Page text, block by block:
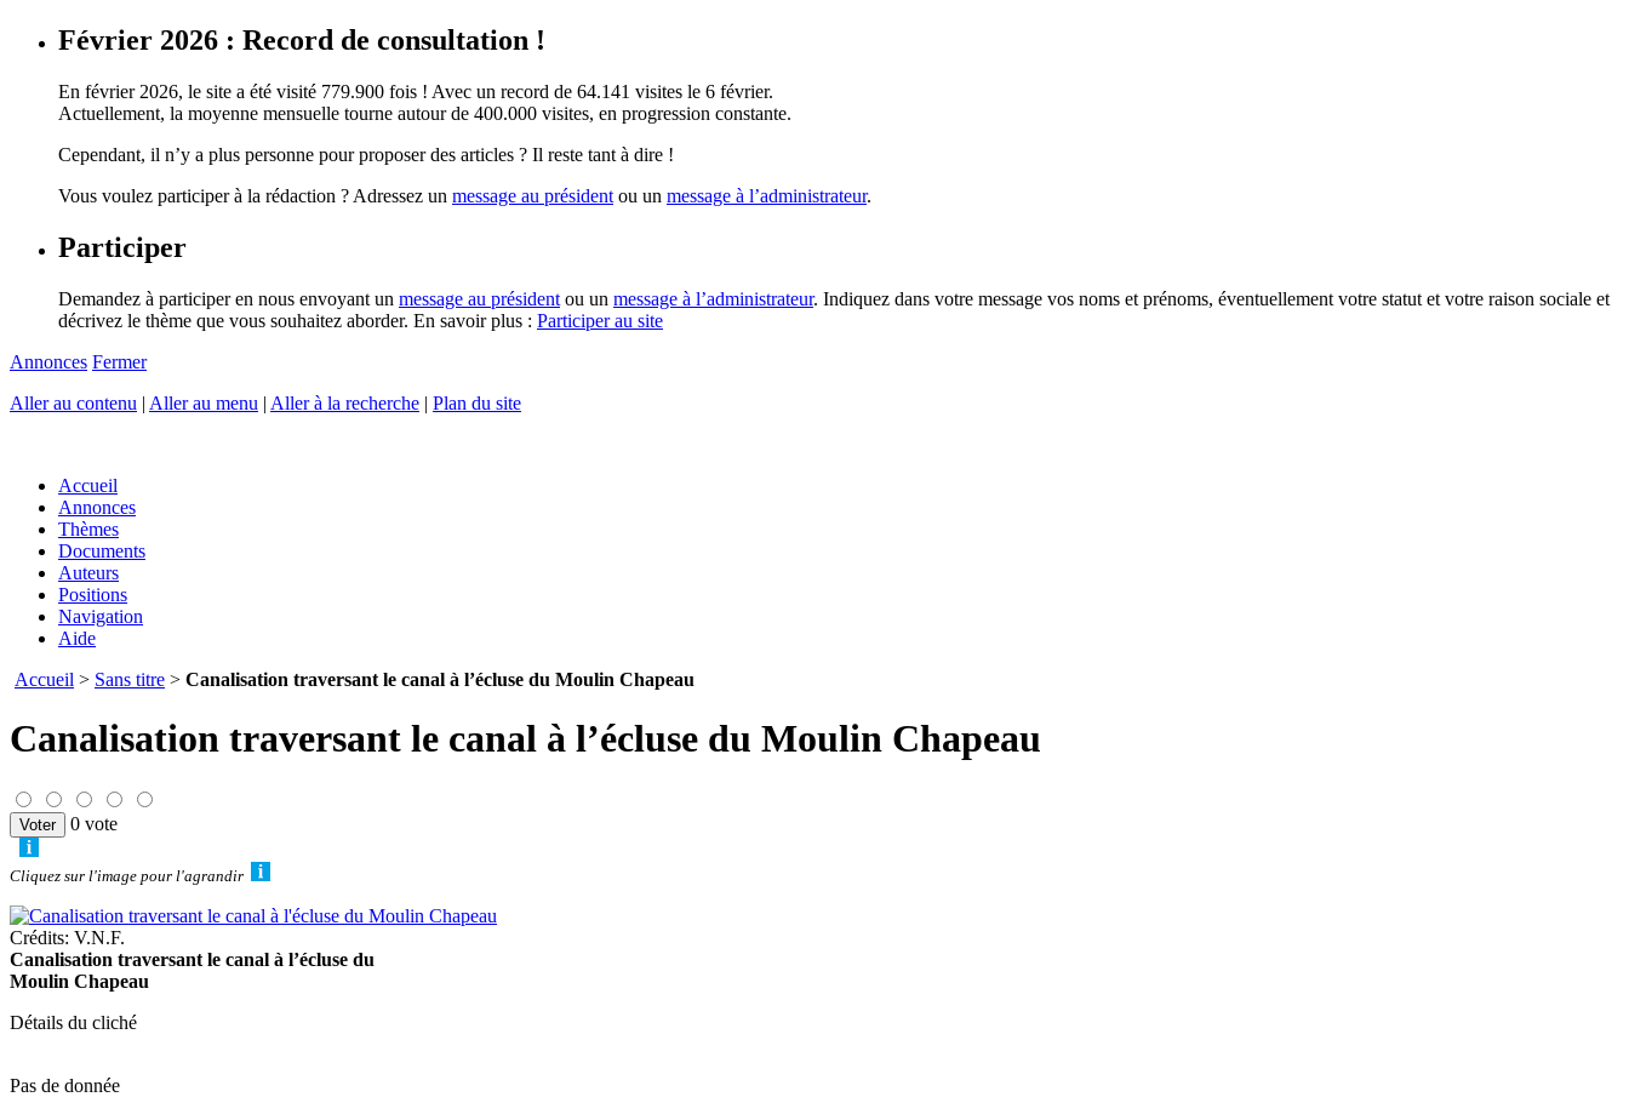
Février 2026 : Record de consultation !
En février 2026, le site a été visité 779.900 fois ! Avec un record de 64.141 visites le 6 février.
Actuellement, la moyenne mensuelle tourne autour de 400.000 visites, en progression constante.
Cependant, il n’y a plus personne pour proposer des articles ? Il reste tant à dire !
Vous voulez participer à la rédaction ? Adressez un message au président ou un message à l’administrateur.
Participer
Demandez à participer en nous envoyant un message au président ou un message à l’administrateur. Indiquez dans votre message vos noms et prénoms, éventuellement votre statut et votre raison sociale et
décrivez le thème que vous souhaitez aborder. En savoir plus : Participer au site
Annonces Fermer
Aller au contenu | Aller au menu | Aller à la recherche | Plan du site
Accueil
Annonces
Thèmes
Documents
Auteurs
Positions
Navigation
Aide
Accueil > Sans titre > Canalisation traversant le canal à l’écluse du Moulin Chapeau
Canalisation traversant le canal à l’écluse du Moulin Chapeau
0 vote
Cliquez sur l'image pour l'agrandir
Crédits: V.N.F.
Canalisation traversant le canal à l’écluse du
Moulin Chapeau
Détails du cliché
Pas de donnée